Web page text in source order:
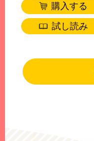
購入する
試し読み